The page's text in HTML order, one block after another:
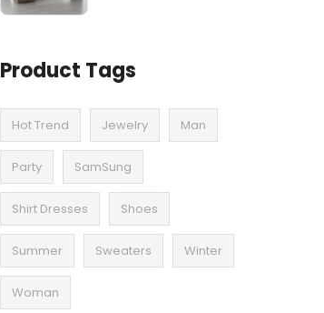
Product Tags
Hot Trend Jewelry Man
Party SamSung
Shirt Dresses Shoes
Summer Sweaters Winter
Woman